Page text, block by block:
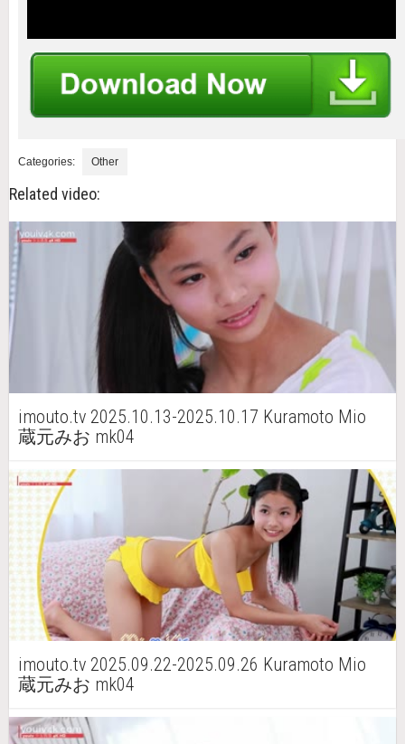
Categories: Other
Related video:
imouto.tv 2025.10.13-2025.10.17 Kuramoto Mio
蔵元みお mk04
imouto.tv 2025.09.22-2025.09.26 Kuramoto Mio
蔵元みお mk04